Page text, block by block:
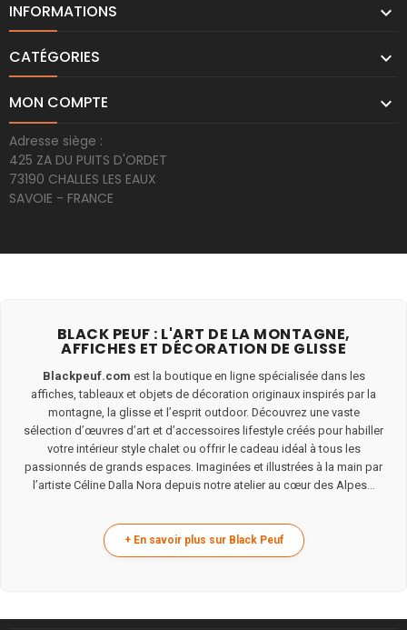
INFORMATIONS 
CATÉGORIES 
MON COMPTE 
Adresse siège :
425 ZA DU PUITS D'ORDET
73190 CHALLES LES EAUX
SAVOIE - FRANCE
BLACK PEUF : L'ART DE LA MONTAGNE,
AFFICHES ET DÉCORATION DE GLISSE
Blackpeuf.com est la boutique en ligne spécialisée dans les
affiches, tableaux et objets de décoration originaux inspirés par la
montagne, la glisse et l’esprit outdoor. Découvrez une vaste
sélection d’œuvres d’art et d’accessoires lifestyle créés pour habiller
votre intérieur style chalet ou offrir le cadeau idéal à tous les
passionnés de grands espaces. Imaginées et illustrées à la main par
l’artiste Céline Dalla Nora depuis notre atelier au cœur des Alpes...